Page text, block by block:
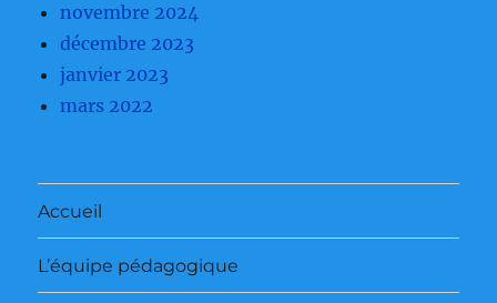
novembre 2024
décembre 2023
janvier 2023
mars 2022
Accueil
L’équipe pédagogique